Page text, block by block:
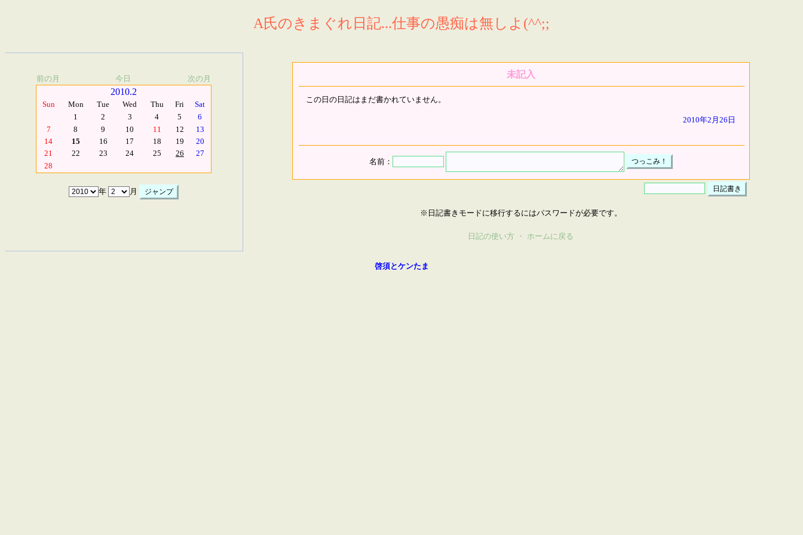
A氏のきまぐれ日記...仕事の愚痴は無しよ(^^;;
前の月 今日 次の月
2010.2
Sun Mon Tue Wed Thu Fri
Sat
1
2 3 4 5
6
7
8 9 10 11 12
13
14
15 16 17 18 19
20
21
22 23 24 25 26
27
28
年 月
未記入
この日の日記はまだ書かれていません。
2010年2月26日
名前：
※日記書きモードに移行するにはパスワードが必要です。
日記の使い方 ・ ホームに戻る
啓須とケンたま